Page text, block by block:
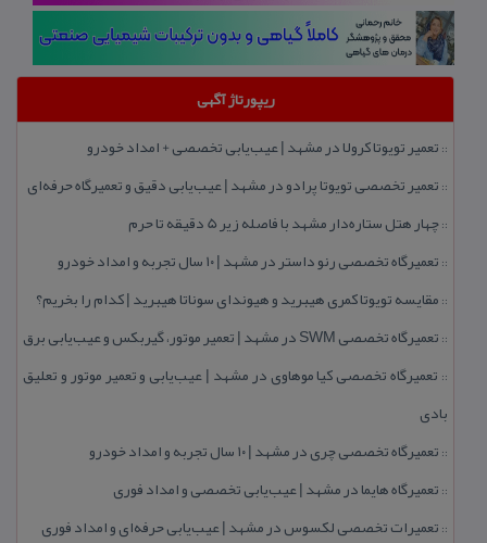
ریپورتاژ آگهی
:: تعمیر تویوتا كرولا در مشهد | عیب‌یابی تخصصی + امداد خودرو
:: تعمیر تخصصی تویوتا پرادو در مشهد | عیب‌یابی دقیق و تعمیرگاه حرفه‌ای
::چهار هتل‌ ستاره‌دار مشهد با فاصله زیر 5 دقیقه تا حرم
:: تعمیرگاه تخصصی رنو داستر در مشهد | ۱۰ سال تجربه و امداد خودرو
:: مقایسه تویوتا كمری هیبرید و هیوندای سوناتا هیبرید | كدام را بخریم؟
:: تعمیرگاه تخصصی SWM در مشهد | تعمیر موتور، گیربكس و عیب‌یابی برق
:: تعمیرگاه تخصصی كیا موهاوی در مشهد | عیب‌یابی و تعمیر موتور و تعلیق
بادی
:: تعمیرگاه تخصصی چری در مشهد | ۱۰ سال تجربه و امداد خودرو
:: تعمیرگاه هایما در مشهد | عیب‌یابی تخصصی و امداد فوری
:: تعمیرات تخصصی لكسوس در مشهد | عیب‌یابی حرفه‌ای و امداد فوری